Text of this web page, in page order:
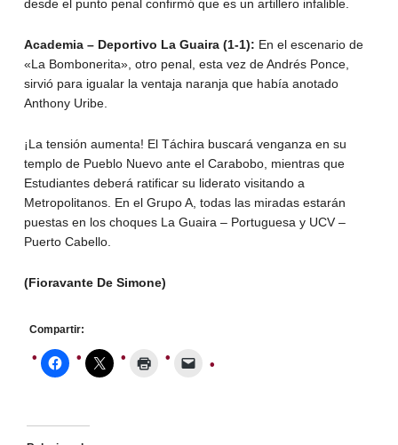
desde el punto penal confirmó que es un artillero infalible.
Academia – Deportivo La Guaira (1-1): En el escenario de
«La Bombonerita», otro penal, esta vez de Andrés Ponce,
sirvió para igualar la ventaja naranja que había anotado
Anthony Uribe.
¡La tensión aumenta! El Táchira buscará venganza en su
templo de Pueblo Nuevo ante el Carabobo, mientras que
Estudiantes deberá ratificar su liderato visitando a
Metropolitanos. En el Grupo A, todas las miradas estarán
puestas en los choques La Guaira – Portuguesa y UCV –
Puerto Cabello.
(Fioravante De Simone)
Compartir: